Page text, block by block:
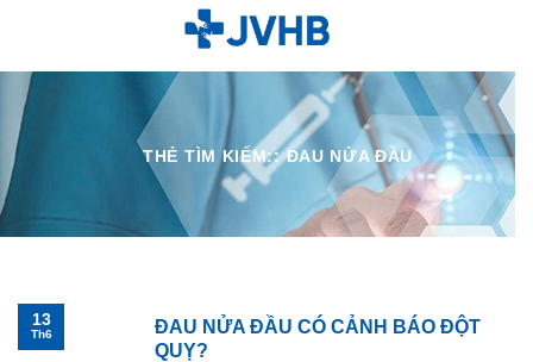
content
THẺ TÌM KIẾM::ĐAU NỬA ĐẦU
ĐAU NỬA ĐẦU CÓ CẢNH BÁO ĐỘT
QUỴ?
13
Th6